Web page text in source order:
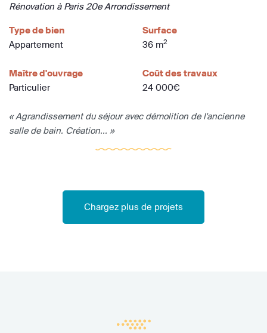
Rénovation à Paris 20e Arrondissement
Type de bien
Appartement
Surface
36 m2
Maître d'ouvrage
Particulier
Coût des travaux
24 000€
« Agrandissement du séjour avec démolition de l'ancienne
salle de bain. Création... »
Chargez plus de projets